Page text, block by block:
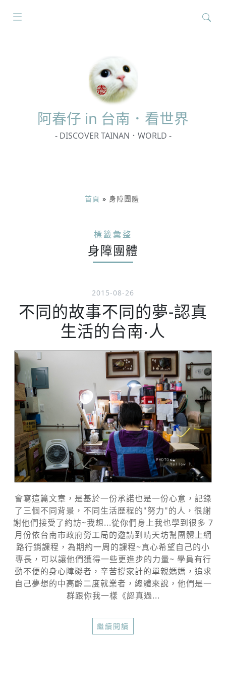
阿春仔 in 台南．看世界
- DISCOVER TAINAN．WORLD -
首頁 » 身障團體
標籤彙整
身障團體
2015-08-26
不同的故事不同的夢-認真
生活的台南‧人
會寫這篇文章，是基於一份承諾也是一份心意，記錄
了三個不同背景，不同生活歷程的"努力"的人，很謝
謝他們接受了約訪~我想...從你們身上我也學到很多 7
月份依台南市政府勞工局的邀請到晴天坊幫團體上網
路行銷課程，為期約一周的課程~真心希望自己的小
專長，可以讓他們獲得一些更進步的力量~ 學員有行
動不便的身心障礙者，辛苦撐家計的單親媽媽，追求
自己夢想的中高齡二度就業者，總體來說，他們是一
群跟你我一樣《認真過...
繼續閱讀